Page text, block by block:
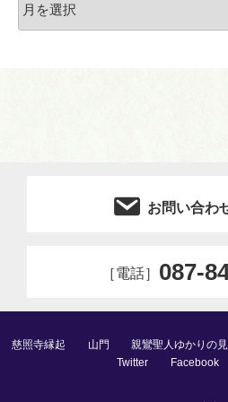
ー
お問い合わ
［電話］ 087-
慈照寺縁起 山門 親鸞聖人ゆかりの
Twitter
Facebook